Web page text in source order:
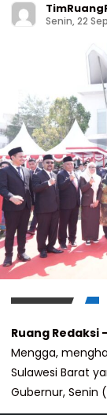
Senin, 22
Ruang Redaksi
Mengga,
Sulawesi Barat
Gubernur, Senin